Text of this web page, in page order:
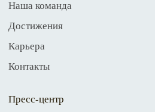
Наша команда
Достижения
Карьера
Контакты
Пресс-центр